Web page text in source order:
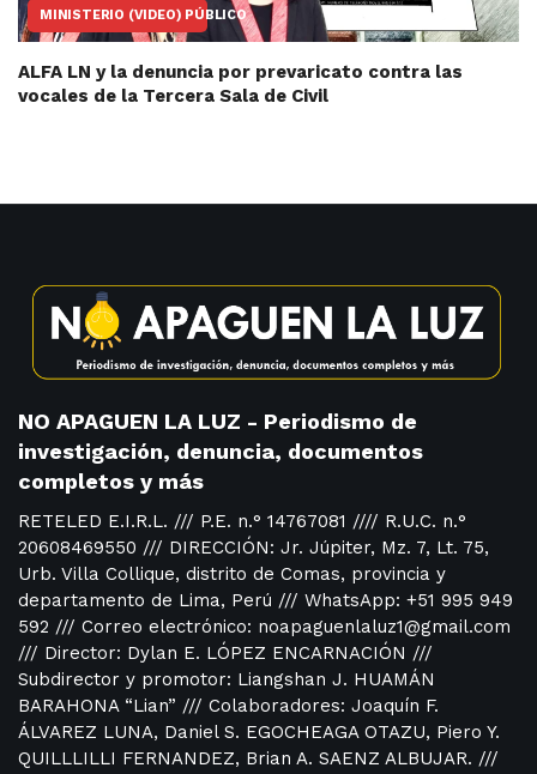
MINISTERIO (VIDEO) PÚBLICO
ALFA LN y la denuncia por prevaricato contra las
vocales de la Tercera Sala de Civil
NO APAGUEN LA LUZ - Periodismo de
investigación, denuncia, documentos
completos y más
RETELED E.I.R.L. /// P.E. n.° 14767081 //// R.U.C. n.°
20608469550 /// DIRECCIÓN: Jr. Júpiter, Mz. 7, Lt. 75,
Urb. Villa Collique, distrito de Comas, provincia y
departamento de Lima, Perú /// WhatsApp: +51 995 949
592 /// Correo electrónico: noapaguenlaluz1@gmail.com
/// Director: Dylan E. LÓPEZ ENCARNACIÓN ///
Subdirector y promotor: Liangshan J. HUAMÁN
BARAHONA “Lian” /// Colaboradores: Joaquín F.
ÁLVAREZ LUNA, Daniel S. EGOCHEAGA OTAZU, Piero Y.
QUILLLILLI FERNANDEZ, Brian A. SAENZ ALBUJAR. ///